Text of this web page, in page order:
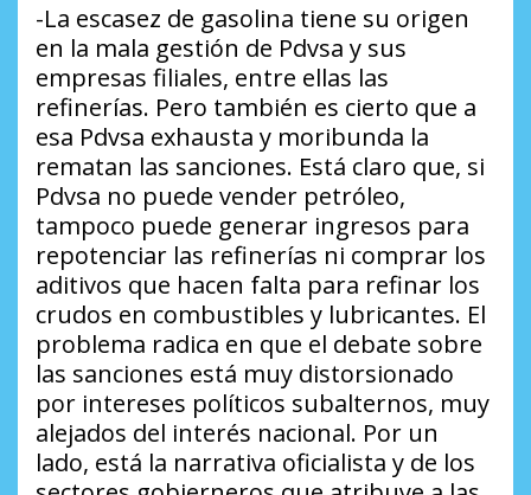
-La escasez de gasolina tiene su origen
en la mala gestión de Pdvsa y sus
empresas filiales, entre ellas las
refinerías. Pero también es cierto que a
esa Pdvsa exhausta y moribunda la
rematan las sanciones. Está claro que, si
Pdvsa no puede vender petróleo,
tampoco puede generar ingresos para
repotenciar las refinerías ni comprar los
aditivos que hacen falta para refinar los
crudos en combustibles y lubricantes. El
problema radica en que el debate sobre
las sanciones está muy distorsionado
por intereses políticos subalternos, muy
alejados del interés nacional. Por un
lado, está la narrativa oficialista y de los